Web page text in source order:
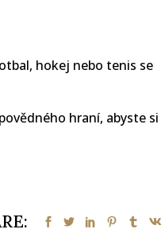
hokej nebo tenis se
hraní, abyste si